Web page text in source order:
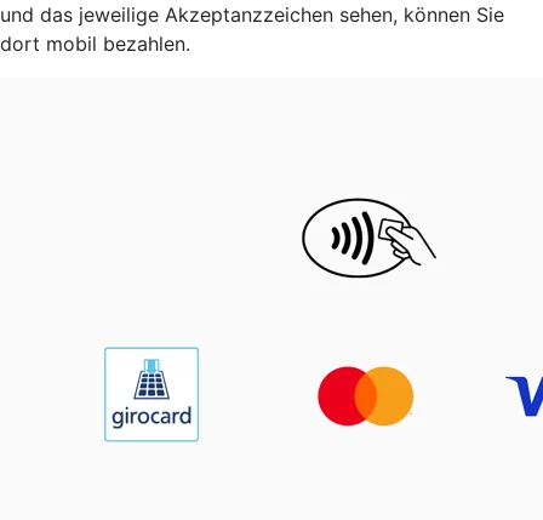
und das jeweilige Akzeptanzzeichen sehen, können Sie
dort mobil bezahlen.